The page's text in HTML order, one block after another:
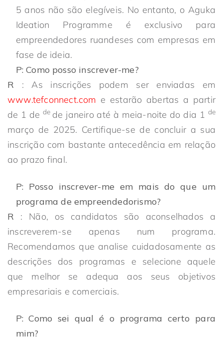
5 anos não são elegíveis. No entanto, o Aguka
Ideation Programme é exclusivo para
empreendedores ruandeses com empresas em
fase de ideia.
P: Como posso inscrever-me?
R : As inscrições podem ser enviadas em
www.tefconnect.com e estarão abertas a partir
de 1 dede de janeiro até à meia-noite do dia 1 de
março de 2025. Certifique-se de concluir a sua
inscrição com bastante antecedência em relação
ao prazo final.
P: Posso inscrever-me em mais do que um
programa de empreendedorismo?
R : Não, os candidatos são aconselhados a
inscreverem-se apenas num programa.
Recomendamos que analise cuidadosamente as
descrições dos programas e selecione aquele
que melhor se adequa aos seus objetivos
empresariais e comerciais.
P: Como sei qual é o programa certo para
mim?